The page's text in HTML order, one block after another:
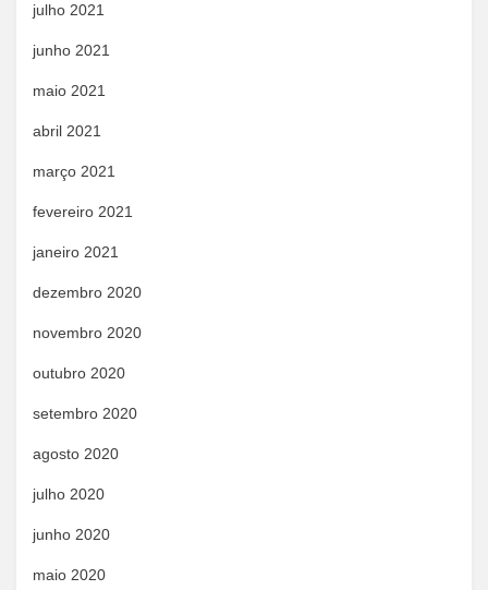
julho 2021
junho 2021
maio 2021
abril 2021
março 2021
fevereiro 2021
janeiro 2021
dezembro 2020
novembro 2020
outubro 2020
setembro 2020
agosto 2020
julho 2020
junho 2020
maio 2020